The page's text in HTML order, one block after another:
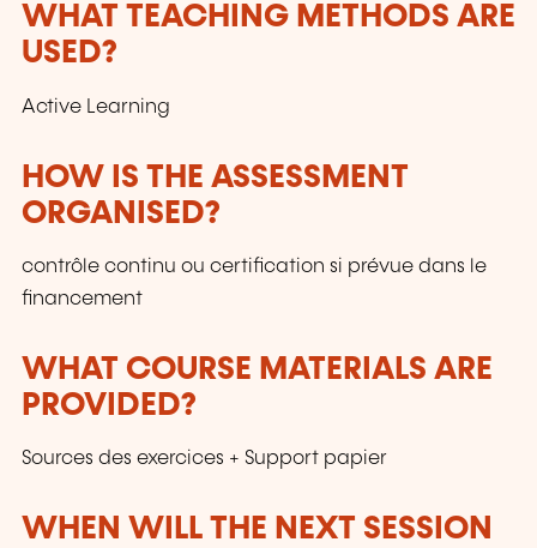
WHAT TEACHING METHODS ARE
USED?
Active Learning
HOW IS THE ASSESSMENT
ORGANISED?
contrôle continu ou certification si prévue dans le
financement
WHAT COURSE MATERIALS ARE
PROVIDED?
Sources des exercices + Support papier
WHEN WILL THE NEXT SESSION